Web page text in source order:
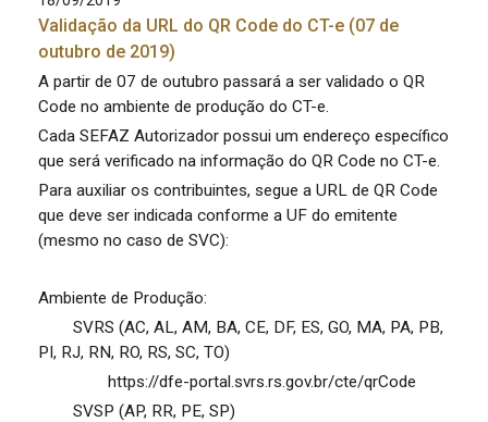
Validação da URL do QR Code do CT-e (07 de
outubro de 2019)
A partir de 07 de outubro passará a ser validado o QR
Code no ambiente de produção do CT-e.
Cada SEFAZ Autorizador possui um endereço específico
que será verificado na informação do QR Code no CT-e.
Para auxiliar os contribuintes, segue a URL de QR Code
que deve ser indicada conforme a UF do emitente
(mesmo no caso de SVC):
Ambiente de Produção:
SVRS (AC, AL, AM, BA, CE, DF, ES, GO, MA, PA, PB,
PI, RJ, RN, RO, RS, SC, TO)
https://dfe-portal.svrs.rs.gov.br/cte/qrCode
SVSP (AP, RR, PE, SP)